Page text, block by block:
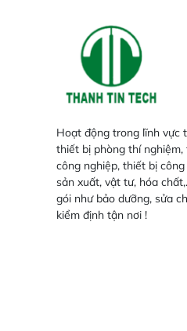
Hoạt động trong lĩnh vực
thiết bị phòng thí
công nghiệp, thiết bị
sản xuất, vật tư, hóa
gói như bảo dưỡng, sửa
kiểm định tận nơi !